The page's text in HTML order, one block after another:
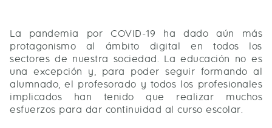
La pandemia por COVID-19 ha dado aún más
protagonismo al ámbito digital en todos los
sectores de nuestra sociedad. La educación no es
una excepción y, para poder seguir formando al
alumnado, el profesorado y todos los profesionales
implicados han tenido que realizar muchos
esfuerzos para dar continuidad al curso escolar.